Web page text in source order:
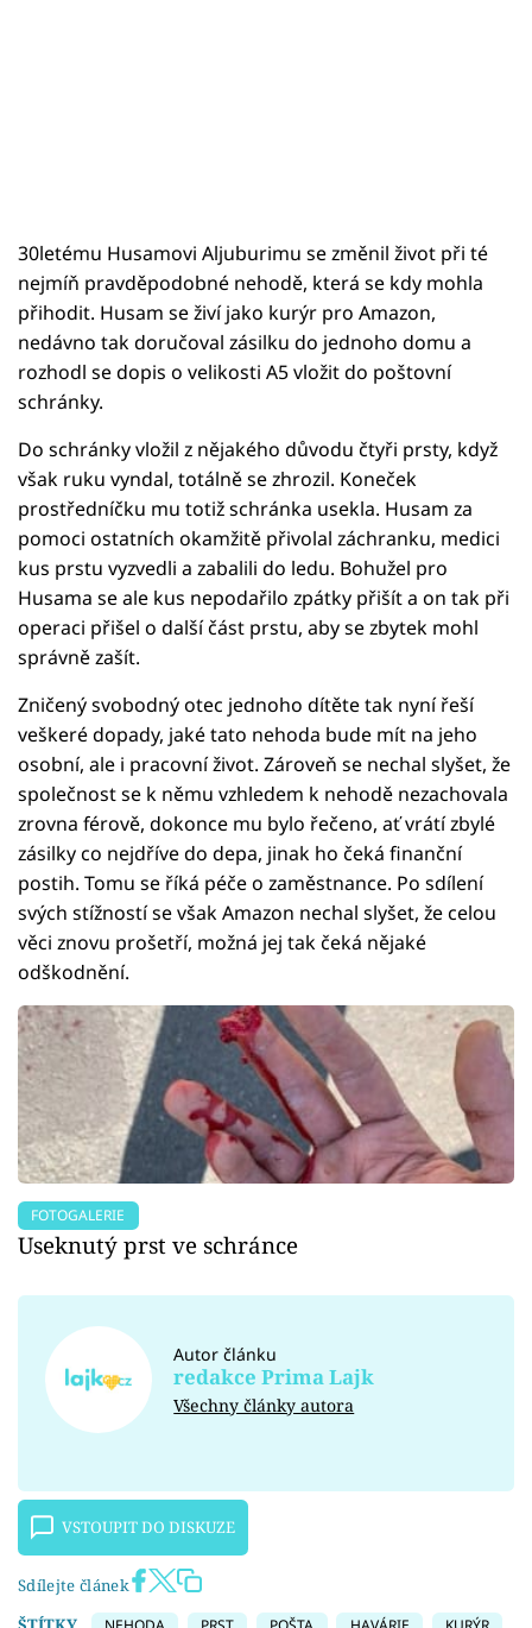
30letému Husamovi Aljuburimu se změnil život při té
nejmíň pravděpodobné nehodě, která se kdy mohla
přihodit. Husam se živí jako kurýr pro Amazon,
nedávno tak doručoval zásilku do jednoho domu a
rozhodl se dopis o velikosti A5 vložit do poštovní
schránky.
Do schránky vložil z nějakého důvodu čtyři prsty, když
však ruku vyndal, totálně se zhrozil. Koneček
prostředníčku mu totiž schránka usekla. Husam za
pomoci ostatních okamžitě přivolal záchranku, medici
kus prstu vyzvedli a zabalili do ledu. Bohužel pro
Husama se ale kus nepodařilo zpátky přišít a on tak při
operaci přišel o další část prstu, aby se zbytek mohl
správně zašít.
Zničený svobodný otec jednoho dítěte tak nyní řeší
veškeré dopady, jaké tato nehoda bude mít na jeho
osobní, ale i pracovní život. Zároveň se nechal slyšet, že
společnost se k němu vzhledem k nehodě nezachovala
zrovna férově, dokonce mu bylo řečeno, ať vrátí zbylé
zásilky co nejdříve do depa, jinak ho čeká finanční
postih. Tomu se říká péče o zaměstnance. Po sdílení
svých stížností se však Amazon nechal slyšet, že celou
věci znovu prošetří, možná jej tak čeká nějaké
odškodnění.
FOTOGALERIE
Useknutý prst ve schránce
Autor článku
redakce Prima Lajk
Všechny články autora
VSTOUPIT DO DISKUZE
Sdílejte článek